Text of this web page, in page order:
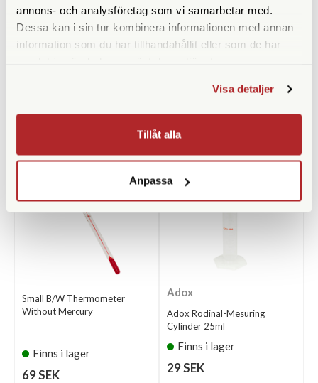
annons- och analysföretag som vi samarbetar med.
Dessa kan i sin tur kombinera informationen med annan
information som du har tillhandahållit eller som de har
Visa detaljer
Tillåt alla
Anpassa
Kemiförvaring 1000ml Adox
Adox ADOFLO II 100 ml
Concentrate
Small B/W Thermometer
Without Mercury
Finns i lager
69 SEK
Adox
Adox Rodinal-Mesuring
Cylinder 25ml
Finns i lager
29 SEK